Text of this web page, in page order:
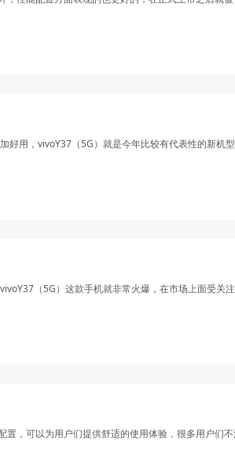
用，vivoY37（5G）就是今年比较有代表性的新机
（5G）这款手机就非常火爆，在市场上面受关
，可以为用户们提供舒适的使用体验，很多用户们